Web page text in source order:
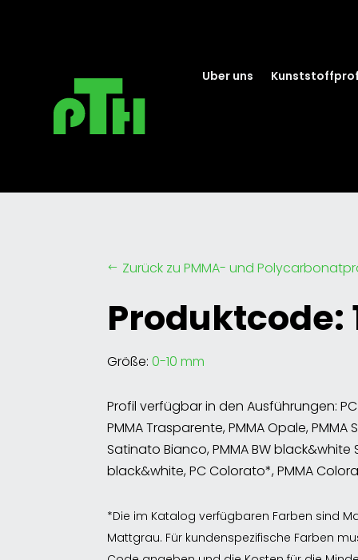
Uber uns
# Zurück zu PMMA- und
Produktcode:
Größe:0-10 mm
Profil verfügbar in den Ausführungen:
PMMA Trasparente, PMMA Opale, PMMA
Satinato Bianco, PMMA BW black&white
black&white, PC Colorato*, PMMA
*Die im Katalog verfügbaren Farben sind
Mattgrau. Für kundenspezifische Farben